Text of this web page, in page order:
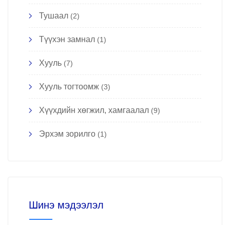
Тушаал (2)
Түүхэн замнал (1)
Хууль (7)
Хууль тогтоомж (3)
Хүүхдийн хөгжил, хамгаалал (9)
Эрхэм зорилго (1)
Шинэ мэдээлэл